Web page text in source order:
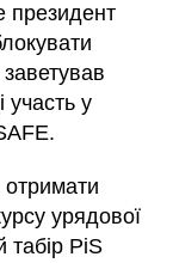
президент
у
урядової
табір PiS